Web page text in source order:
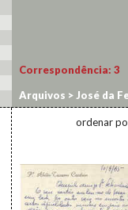
Correspondência: 3
Arquivos > José da
ordenar